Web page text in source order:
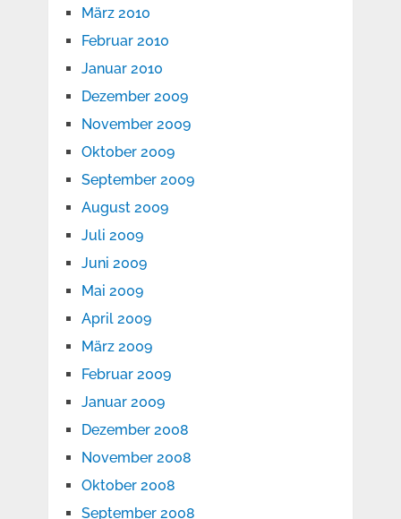
März 2010
Februar 2010
Januar 2010
Dezember 2009
November 2009
Oktober 2009
September 2009
August 2009
Juli 2009
Juni 2009
Mai 2009
April 2009
März 2009
Februar 2009
Januar 2009
Dezember 2008
November 2008
Oktober 2008
September 2008